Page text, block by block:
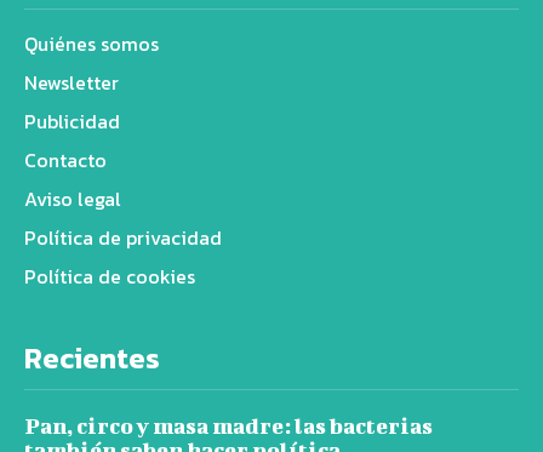
Quiénes somos
Newsletter
Publicidad
Contacto
Aviso legal
Política de privacidad
Política de cookies
Recientes
Pan, circo y masa madre: las bacterias